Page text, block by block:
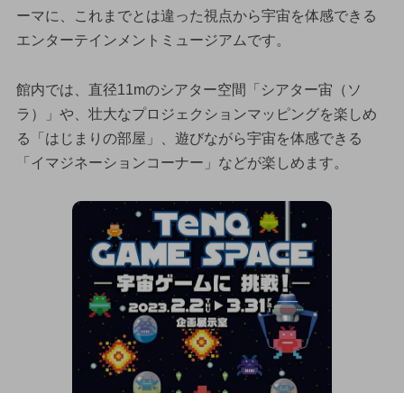
ーマに、これまでとは違った視点から宇宙を体感できる
エンターテインメントミュージアムです。
館内では、直径11mのシアター空間「シアター宙（ソ
ラ）」や、壮大なプロジェクションマッピングを楽しめ
る「はじまりの部屋」、遊びながら宇宙を体感できる
「イマジネーションコーナー」などが楽しめます。